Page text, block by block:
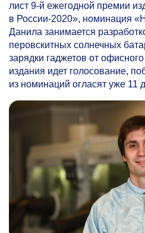
лист 9-й ежегодной премии
в России-2020», номинация
Данила занимается
перовскитных солнечных
зарядки гаджетов от
издания идет голосование,
из номинаций огласят уже 11